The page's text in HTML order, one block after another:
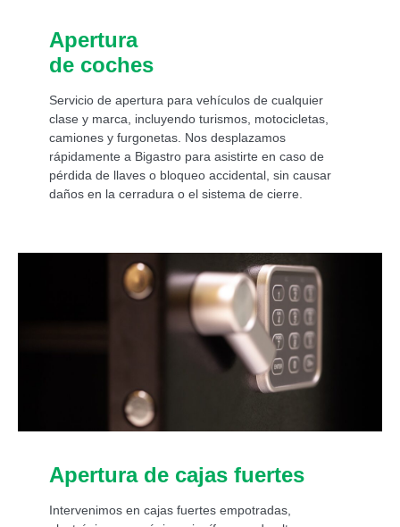
Apertura
de coches
Servicio de apertura para vehículos de cualquier
clase y marca, incluyendo turismos, motocicletas,
camiones y furgonetas. Nos desplazamos
rápidamente a Bigastro para asistirte en caso de
pérdida de llaves o bloqueo accidental, sin causar
daños en la cerradura o el sistema de cierre.
Apertura de cajas fuertes
Intervenimos en cajas fuertes empotradas,